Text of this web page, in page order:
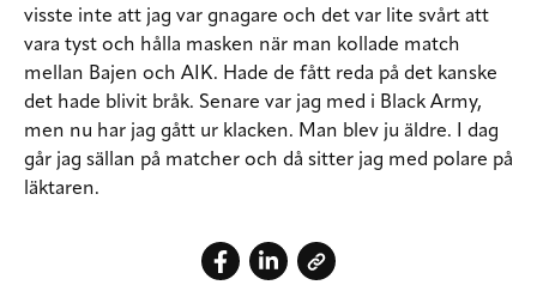
visste inte att jag var gnagare och det var lite svårt att
vara tyst och hålla masken när man kollade match
mellan Bajen och AIK. Hade de fått reda på det kanske
det hade blivit bråk. Senare var jag med i Black Army,
men nu har jag gått ur klacken. Man blev ju äldre. I dag
går jag sällan på matcher och då sitter jag med polare på
läktaren.